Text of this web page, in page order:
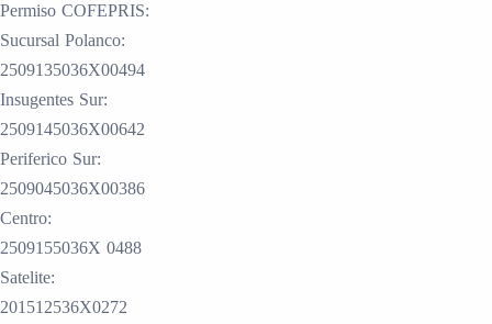
Permiso COFEPRIS:
Sucursal Polanco:
2509135036X00494
Insugentes Sur:
2509145036X00642
Periferico Sur:
2509045036X00386
Centro:
2509155036X 0488
Satelite:
201512536X0272